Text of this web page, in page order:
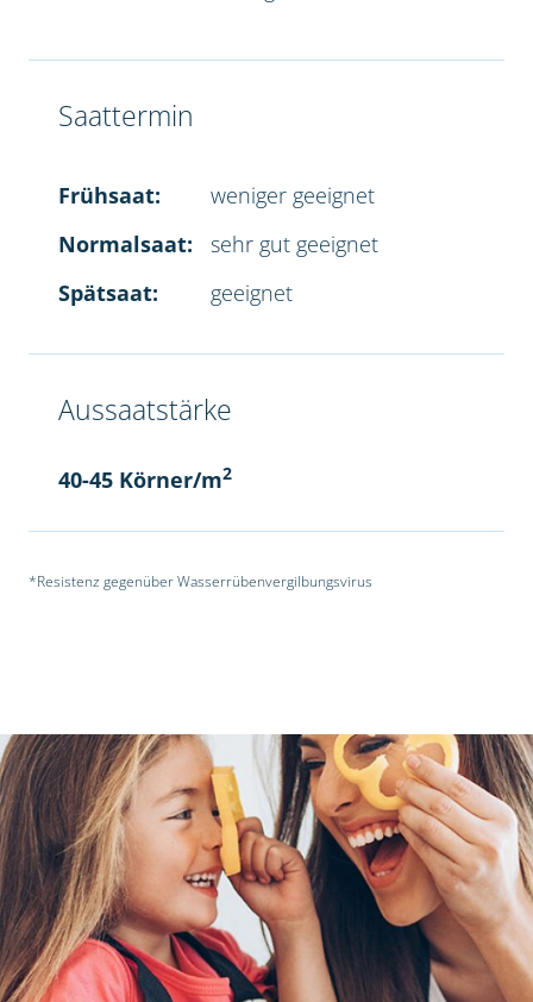
Saattermin
Frühsaat:
weniger geeignet
Normalsaat:
sehr gut geeignet
Spätsaat:
geeignet
Aussaatstärke
40-45 Körner/m2
*Resistenz gegenüber Wasserrübenvergilbungsvirus